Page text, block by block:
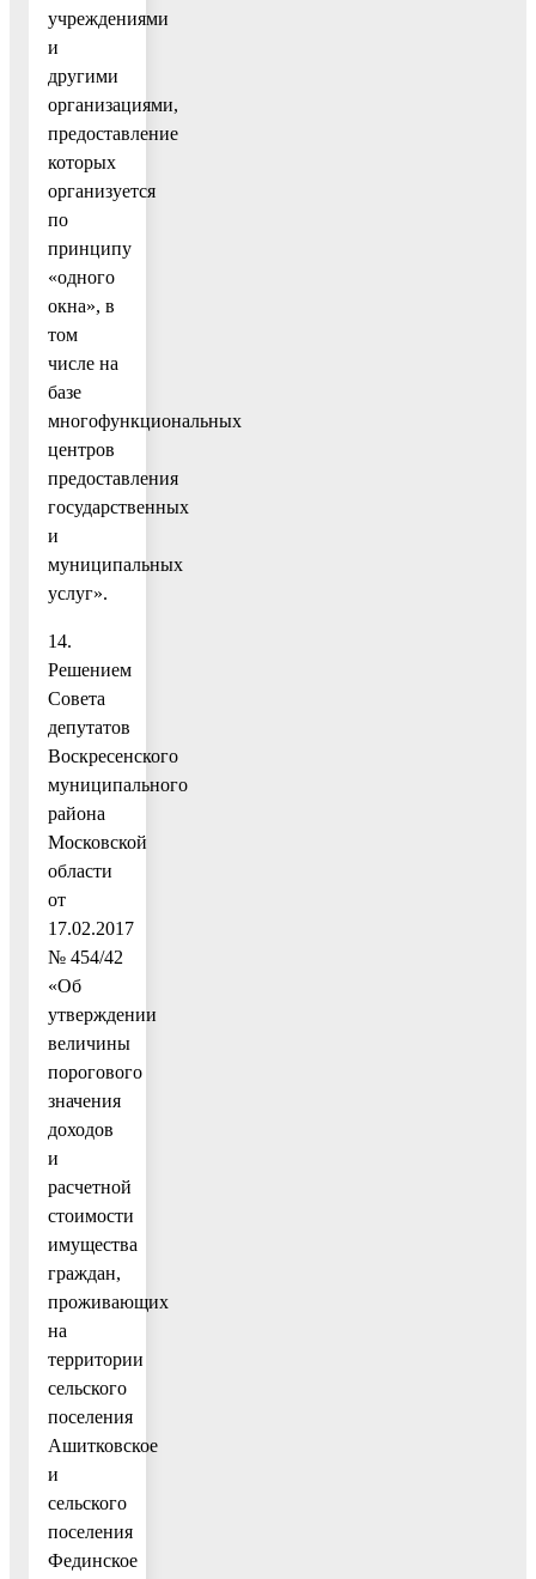
учреждениями
и
другими
организациями,
предоставление
которых
организуется
по
принципу
«одного
окна», в
том
числе на
базе
многофункциональных
центров
предоставления
государственных
и
муниципальных
услуг».
14.
Решением
Совета
депутатов
Воскресенского
муниципального
района
Московской
области
от
17.02.2017
№ 454/42
«Об
утверждении
величины
порогового
значения
доходов
и
расчетной
стоимости
имущества
граждан,
проживающих
на
территории
сельского
поселения
Ашитковское
и
сельского
поселения
Фединское